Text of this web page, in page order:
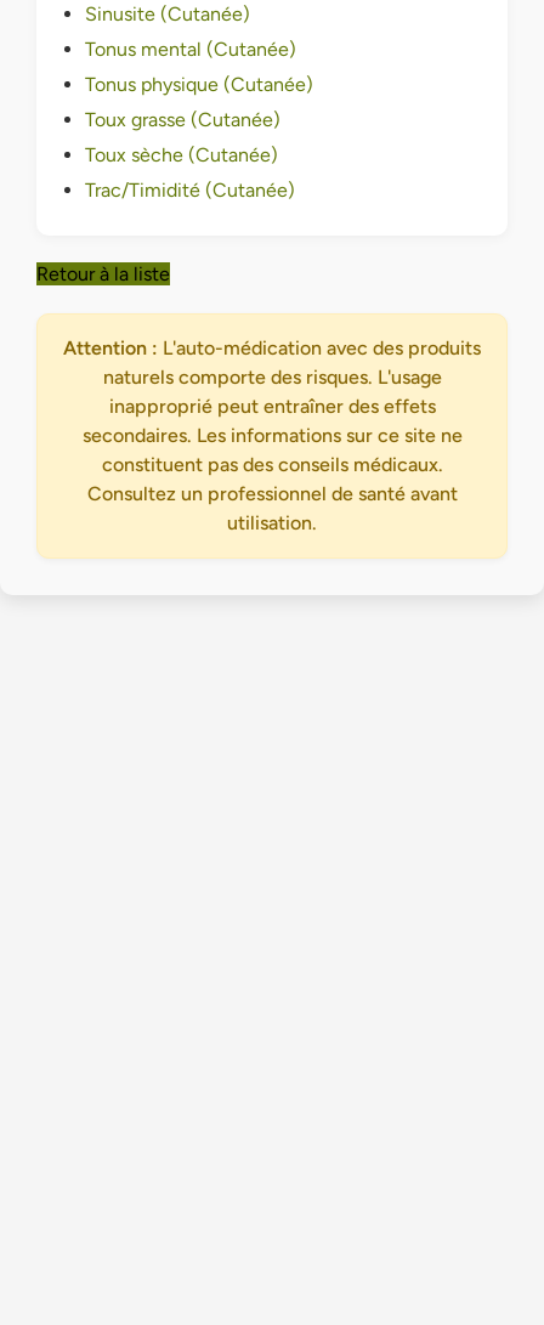
Sinusite (Cutanée)
Tonus mental (Cutanée)
Tonus physique (Cutanée)
Toux grasse (Cutanée)
Toux sèche (Cutanée)
Trac/Timidité (Cutanée)
Retour à la liste
Attention : L'auto-médication avec des produits
naturels comporte des risques. L'usage
inapproprié peut entraîner des effets
secondaires. Les informations sur ce site ne
constituent pas des conseils médicaux.
Consultez un professionnel de santé avant
utilisation.